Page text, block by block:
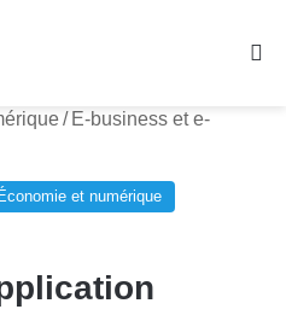
/ E-business et e-
Économie et numérique